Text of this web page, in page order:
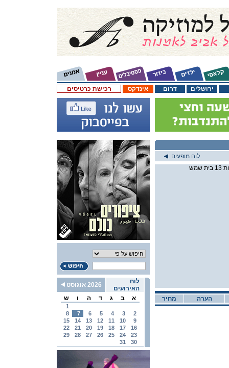
רכישת כרטיסים אינדקס דרום ירושלים
לוח
האירועים
2026 אוגוסט
א
ב ג ד ה ו ש
1
2
3
4
5
6
7
8
9
10
11
12
13
14
15
16
17
18
19
20
21
22
23
24
25
26
27
28
29
30
31
לוח מופעים
מחיר הערה